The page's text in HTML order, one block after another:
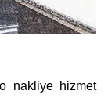
nakliye hizmet